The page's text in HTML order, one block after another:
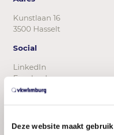
Deze website maakt
Kunstlaan 16
3500 Hasselt
Social
LinkedIn
Facebook
Instagram